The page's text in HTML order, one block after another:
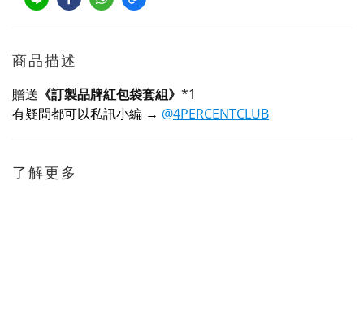
商品描述
贈送 《訂製品牌紅包袋套組》 *1
有疑問都可以私訊小編 → @4PERCENTCLUB
了解更多